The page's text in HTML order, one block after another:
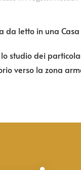
da letto in una
studio dei
verso la zona